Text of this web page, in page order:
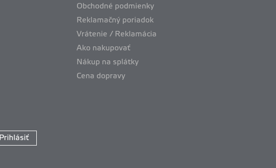
Obchodné podmienky
Reklamačný poriadok
Vrátenie / Reklamácia
Ako nakupovať
Nákup na splátky
Cena dopravy
Prihlásiť